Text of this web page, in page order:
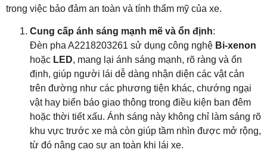
trong việc bảo đảm an toàn và tính thẩm mỹ của xe.
Cung cấp ánh sáng mạnh mẽ và ổn định:
Đèn pha A2218203261 sử dụng công nghệ Bi-xenon
hoặc LED, mang lại ánh sáng mạnh, rõ ràng và ổn
định, giúp người lái dễ dàng nhận diện các vật cản
trên đường như các phương tiện khác, chướng ngại
vật hay biển báo giao thông trong điều kiện ban đêm
hoặc thời tiết xấu. Ánh sáng này không chỉ làm sáng rõ
khu vực trước xe mà còn giúp tầm nhìn được mở rộng,
từ đó nâng cao sự an toàn khi lái xe.